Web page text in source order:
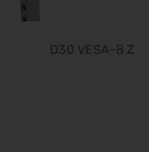
D30 VESA-8 Z